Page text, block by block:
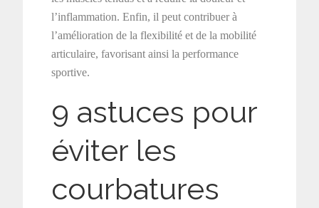
l’inflammation. Enfin, il peut contribuer à
l’amélioration de la flexibilité et de la mobilité
articulaire, favorisant ainsi la performance
sportive.
9 astuces pour
éviter les
courbatures